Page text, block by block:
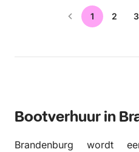
1 2 3
Bootverhuur in
Brandenburg wordt